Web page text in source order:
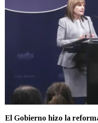
El Gobierno hizo la